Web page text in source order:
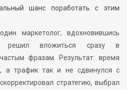
шанс поработать с этим
маркетолог, вдохновившись
решил вложиться сразу в
фразам. Результат: время
а трафик так и не сдвинулся с
стратегию, выбрал